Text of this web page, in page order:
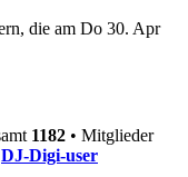
die am Do 30. Apr
1182 • Mitglieder
DJ-Digi-user